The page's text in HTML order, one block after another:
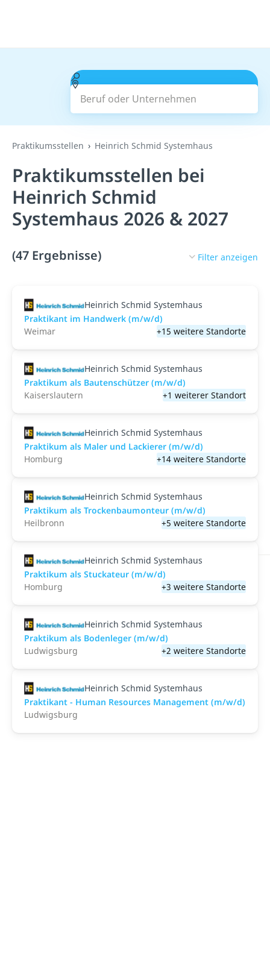
Beruf oder Unternehmen
Suchen
Praktikumsstellen Heinrich Schmid Systemhaus
Praktikumsstellen bei
Heinrich Schmid
Systemhaus 2026 & 2027
(47 Ergebnisse) Filter anzeigen
Heinrich Schmid Systemhaus
Praktikant im Handwerk (m/w/d)
Weimar
+15 weitere Standorte
Heinrich Schmid Systemhaus
Praktikum als Bautenschützer (m/w/d)
Kaiserslautern
+1 weiterer Standort
Heinrich Schmid Systemhaus
Praktikum als Maler und Lackierer (m/w/d)
Homburg
+14 weitere Standorte
Heinrich Schmid Systemhaus
Praktikum als Trockenbaumonteur (m/w/d)
Heilbronn
+5 weitere Standorte
Heinrich Schmid Systemhaus
Praktikum als Stuckateur (m/w/d)
Homburg
+3 weitere Standorte
Heinrich Schmid Systemhaus
Praktikum als Bodenleger (m/w/d)
Ludwigsburg
+2 weitere Standorte
Heinrich Schmid Systemhaus
Praktikant - Human Resources Management (m/w/d)
Ludwigsburg